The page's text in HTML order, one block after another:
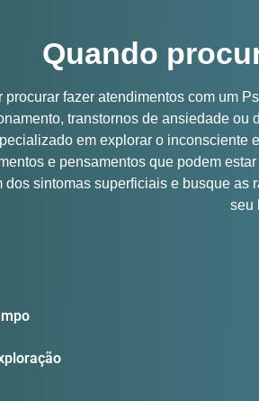
Quando
procurar fazer atendimentos com um
transtornos de ansiedade
em explorar o inconsciente
e pensamentos que podem
dos sintomas superficiais e busque
seu